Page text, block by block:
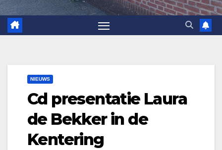
NIEUWS
Cd presentatie Laura
de Bekker in de
Kentering